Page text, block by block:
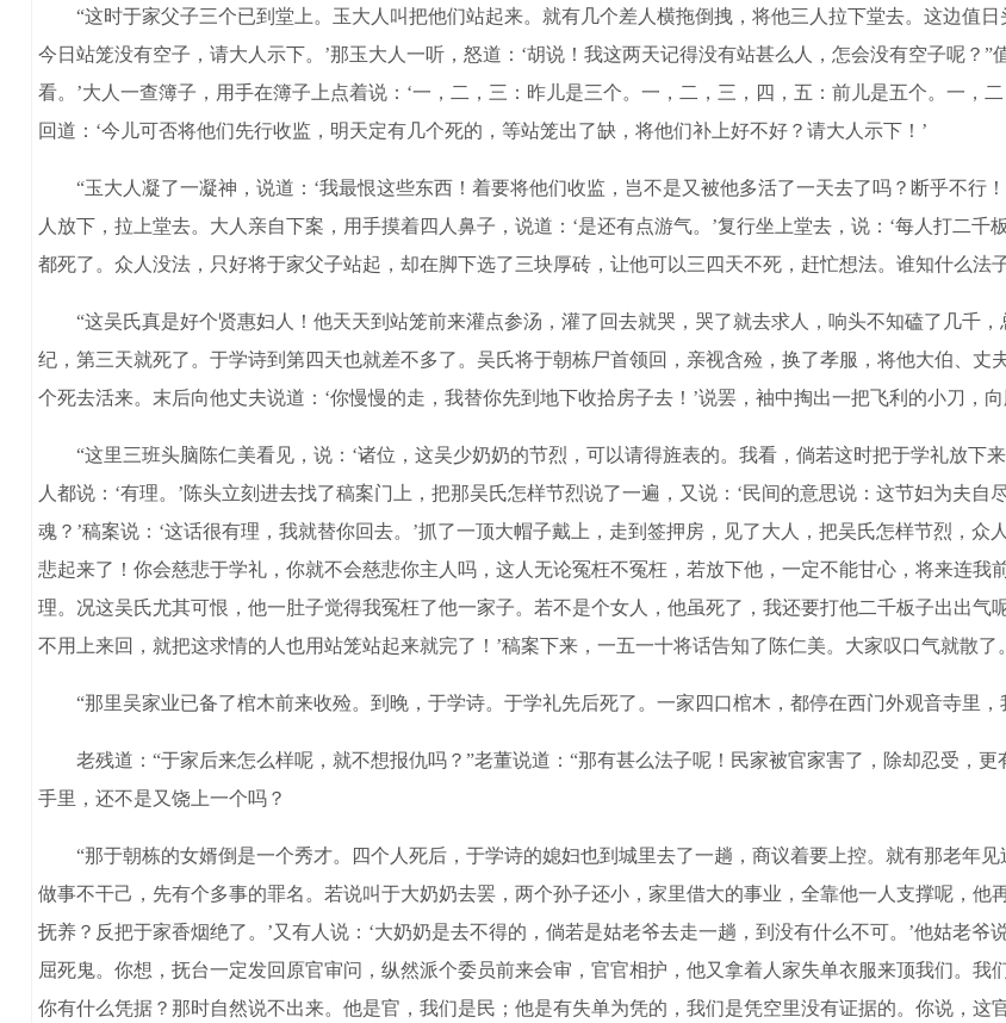
“这时于家父子三个已到堂上。玉大人叫把他们站起来。就有几个差人横拖倒拽，将他三人拉下堂去。这边值日
今日站笼没有空子，请大人示下。’那玉大人一听，怒道：‘胡说！我这两天记得没有站甚么人，怎会没有空子呢？
看。’大人一查簿子，用手在簿子上点着说：‘一，二，三：昨儿是三个。一，二，三，四，五：前儿是五个。一，
回道：‘今儿可否将他们先行收监，明天定有几个死的，等站笼出了缺，将他们补上好不好？请大人示下！’
“玉大人凝了一凝神，说道：‘我最恨这些东西！着要将他们收监，岂不是又被他多活了一天去了吗？断乎不行
人放下，拉上堂去。大人亲自下案，用手摸着四人鼻子，说道：‘是还有点游气。’复行坐上堂去，说：‘每人打二
都死了。众人没法，只好将于家父子站起，却在脚下选了三块厚砖，让他可以三四天不死，赶忙想法。谁知什么法
“这吴氏真是好个贤惠妇人！他天天到站笼前来灌点参汤，灌了回去就哭，哭了就去求人，响头不知磕了几千
纪，第三天就死了。于学诗到第四天也就差不多了。吴氏将于朝栋尸首领回，亲视含殓，换了孝服，将他大伯、丈
个死去活来。末后向他丈夫说道：‘你慢慢的走，我替你先到地下收拾房子去！’说罢，袖中掏出一把飞利的小刀，
“这里三班头脑陈仁美看见，说：‘诸位，这吴少奶奶的节烈，可以请得旌表的。我看，倘若这时把于学礼放下
人都说：‘有理。’陈头立刻进去找了稿案门上，把那吴氏怎样节烈说了一遍，又说：‘民间的意思说：这节妇为夫
魂？’稿案说：‘这话很有理，我就替你回去。’抓了一顶大帽子戴上，走到签押房，见了大人，把吴氏怎样节烈，
悲起来了！你会慈悲于学礼，你就不会慈悲你主人吗，这人无论冤枉不冤枉，若放下他，一定不能甘心，将来连我
理。况这吴氏尤其可恨，他一肚子觉得我冤枉了他一家子。若不是个女人，他虽死了，我还要打他二千板子出出气
不用上来回，就把这求情的人也用站笼站起来就完了！’稿案下来，一五一十将话告知了陈仁美。大家叹口气就散了。
“那里吴家业已备了棺木前来收殓。到晚，于学诗。于学礼先后死了。一家四口棺木，都停在西门外观音寺里，
老残道：“于家后来怎么样呢，就不想报仇吗？”老董说道：“那有甚么法子呢！民家被官家害了，除却忍受，更
手里，还不是又饶上一个吗？
“那于朝栋的女婿倒是一个秀才。四个人死后，于学诗的媳妇也到城里去了一趟，商议着要上控。就有那老年见
做事不干己，先有个多事的罪名。若说叫于大奶奶去罢，两个孙子还小，家里借大的事业，全靠他一人支撑呢，
抚养？反把于家香烟绝了。’又有人说：‘大奶奶是去不得的，倘若是姑老爷去走一趟，到没有什么不可。’他姑老
屈死鬼。你想，抚台一定发回原官审问，纵然派个委员前来会审，官官相护，他又拿着人家失单衣服来顶我们。我
你有什么凭据？那时自然说不出来。他是官，我们是民；他是有失单为凭的，我们是凭空里没有证据的。你说，这